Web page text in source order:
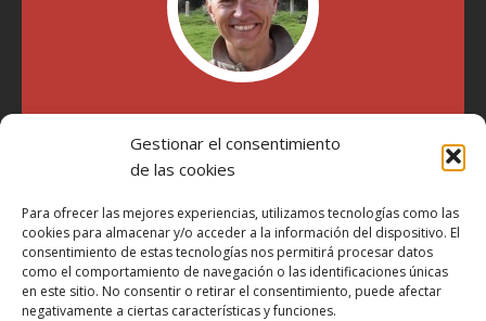
Gestionar el consentimiento
de las cookies
Para ofrecer las mejores experiencias, utilizamos tecnologías como las
cookies para almacenar y/o acceder a la información del dispositivo. El
consentimiento de estas tecnologías nos permitirá procesar datos
como el comportamiento de navegación o las identificaciones únicas
en este sitio. No consentir o retirar el consentimiento, puede afectar
negativamente a ciertas características y funciones.
"Soy Manel Hospido, nací en Valencia en 1969 y desde el
año 2007 he escrito sobre motos en distintos medios.
Millatrece.com es una apuesta por escribir sobre lo que me
participa"
Aviso Legal
Política de Privacidad